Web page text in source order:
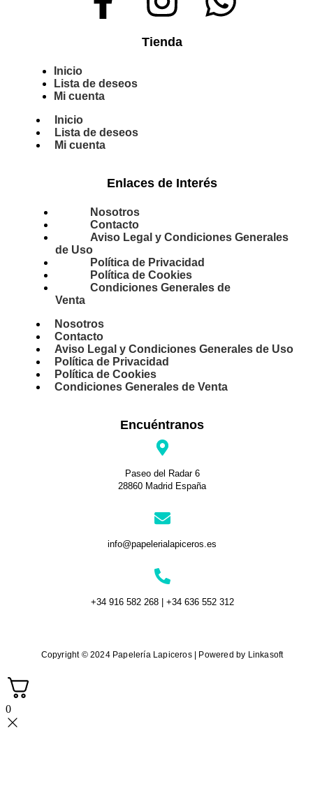
Tienda
Inicio
Lista de deseos
Mi cuenta
Inicio
Lista de deseos
Mi cuenta
Enlaces de Interés
Nosotros
Contacto
Aviso Legal y Condiciones Generales
de Uso
Política de Privacidad
Política de Cookies
Condiciones Generales de
Venta
Nosotros
Contacto
Aviso Legal y Condiciones Generales de Uso
Política de Privacidad
Política de Cookies
Condiciones Generales de Venta
Encuéntranos
Paseo del Radar 6
28860 Madrid España
info@papelerialapiceros.es
+34 916 582 268 | +34 636 552 312
Copyright © 2024 Papelería Lapiceros | Powered by Linkasoft
0